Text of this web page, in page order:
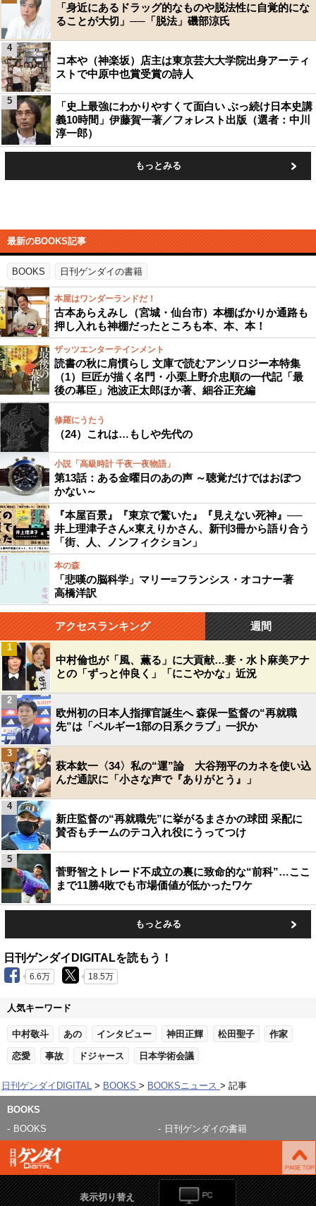
「身近にあるドラッグ的なものや脱法性に自覚的にな
ることが大切」──「脱法」磯部涼氏
コ本や（神楽坂）店主は東京芸大大学院出身アーティ
ストで中原中也賞受賞の詩人
4
「史上最強にわかりやすくて面白い ぶっ続け日本史講
義10時間」伊藤賀一著／フォレスト出版（選者：中川
淳一郎）
5
もっとみる
最新のBOOKS記事
BOOKS 日刊ゲンダイの書籍
本屋はワンダーランドだ！
古本あらえみし（宮城・仙台市）本棚ばかりか通路も
押し入れも神棚だったところも本、本、本！
ザッツエンターテインメント
読書の秋に肩慣らし 文庫で読むアンソロジー本特集
（1）巨匠が描く名門・小栗上野介忠順の一代記「最
後の幕臣」池波正太郎ほか著、細谷正充編
修羅にうたう
（24）これは…もしや先代の
小説「高級時計 千夜一夜物語」
第13話：ある金曜日のあの声 ～聴覚だけではおぼつ
かない～
『本屋百景』『東京で驚いた』『見えない死神』──
井上理津子さん×東えりかさん、新刊3冊から語り合う
「街、人、ノンフィクション」
本の森
「悲嘆の脳科学」マリー=フランシス・オコナー著
高橋洋訳
アクセスランキング 週間
中村倫也が「風、薫る」に大貢献…妻・水卜麻美アナ
との「ずっと仲良く」「にこやかな」近況
1
欧州初の日本人指揮官誕生へ 森保一監督の“再就職
先”は「ベルギー1部の日系クラブ」一択か
2
萩本欽一〈34〉私の“運”論 大谷翔平のカネを使い込
んだ通訳に「小さな声で『ありがとう』」
3
新庄監督の“再就職先”に挙がるまさかの球団 采配に
賛否もチームのテコ入れ役にうってつけ
4
菅野智之トレード不成立の裏に致命的な“前科”…ここ
まで11勝4敗でも市場価値が低かったワケ
5
もっとみる
日刊ゲンダイDIGITALを読もう！
6.6万 18.5万
人気キーワード
中村敬斗 あの インタビュー 神田正輝 松田聖子 作家
恋愛 事故 ドジャース 日本学術会議
日刊ゲンダイDIGITAL BOOKS BOOKSニュース 記事
BOOKS
BOOKS
日刊ゲンダイの書籍
表示切り替え